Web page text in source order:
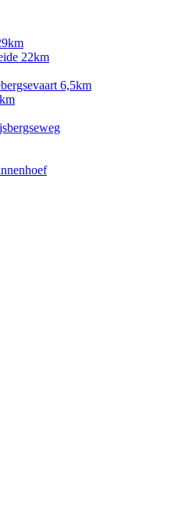
22km
6,5km